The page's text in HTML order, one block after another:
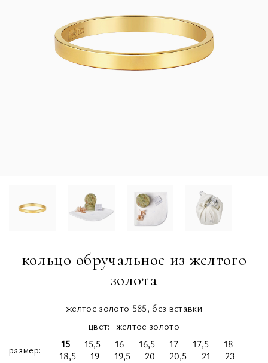
кольцо обручальное из желтого
золота
желтое золото 585, без вставки
цвет: желтое золото
размер
15 15,5 16 16,5 17 17,5
18
18,5
19 19,5 20 20,5 21 23